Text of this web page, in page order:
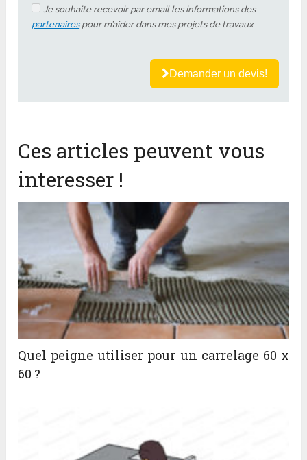
Je souhaite recevoir par email les informations des
partenairespour m’aider dans mes projets de travaux
Demander un devis!
Ces articles peuvent vous
interesser !
Quel peigne utiliser pour un carrelage 60 x
60 ?